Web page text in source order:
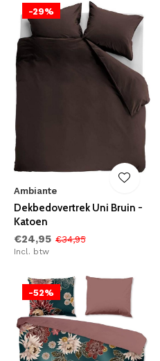
-29%
Ambiante
Dekbedovertrek Uni Bruin -
Katoen
€24,95 €34,95
Incl. btw
-52%